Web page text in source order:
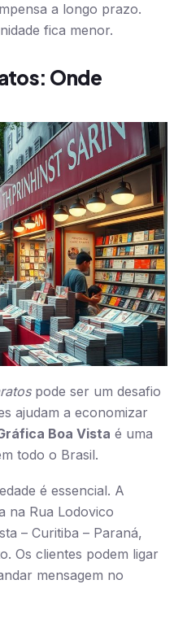
a longo prazo.
fica menor.
Onde
pode ser um desafio
ajudam a economizar
Boa Vista é uma
todo o Brasil.
é essencial. A
na Rua Lodovico
– Curitiba – Paraná,
Os clientes podem ligar
mensagem no